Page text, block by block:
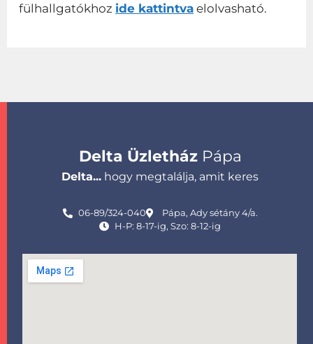
fülhallgatókhoz ide kattintva elolvasható.
Delta ÜzletházPápa
Delta... hogy megtalálja, amit keres
06-89/324-040
Pápa, Ady sétány 4/a.
H-P: 8-17-ig, Szo: 8-12-ig